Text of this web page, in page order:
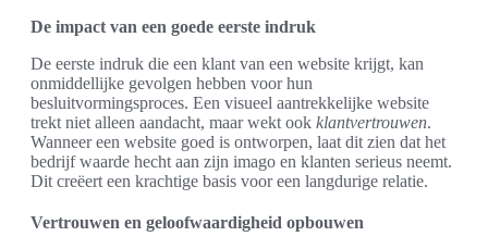
De impact van een goede eerste indruk
De eerste indruk die een klant van een website krijgt, kan
onmiddellijke gevolgen hebben voor hun
besluitvormingsproces. Een visueel aantrekkelijke website
trekt niet alleen aandacht, maar wekt ook klantvertrouwen.
Wanneer een website goed is ontworpen, laat dit zien dat het
bedrijf waarde hecht aan zijn imago en klanten serieus neemt.
Dit creëert een krachtige basis voor een langdurige relatie.
Vertrouwen en geloofwaardigheid opbouwen